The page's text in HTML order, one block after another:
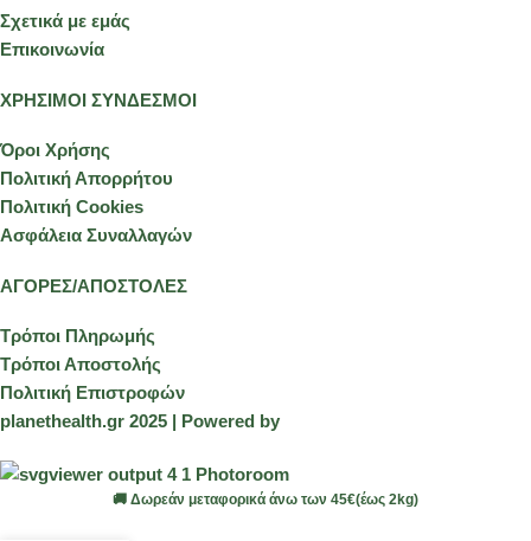
Σχετικά με εμάς
Επικοινωνία
ΧΡΗΣΙΜΟΙ ΣΥΝΔΕΣΜΟΙ
Όροι Χρήσης
Πολιτική Απορρήτου
Πολιτική Cookies
Ασφάλεια Συναλλαγών
ΑΓΟΡΕΣ/ΑΠΟΣΤΟΛΕΣ
Τρόποι Πληρωμής
Τρόποι Αποστολής
Πολιτική Επιστροφών
planethealth.gr 2025 | Powered by
🚚 Δωρεάν μεταφορικά άνω των 45€(έως 2kg)